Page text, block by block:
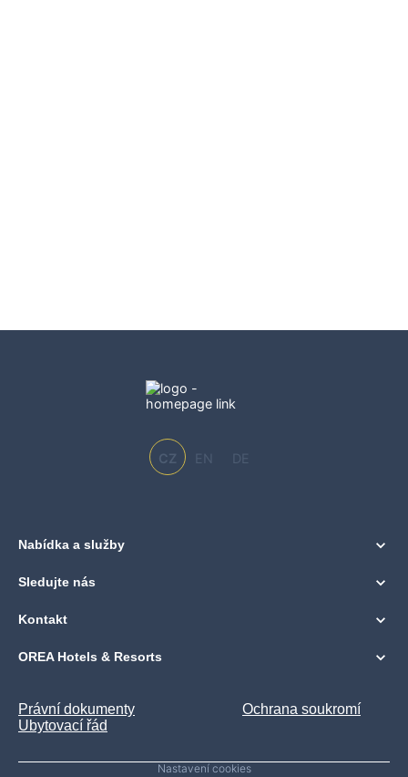
CZ EN DE
Nabídka a služby
Sledujte nás
Kontakt
OREA Hotels & Resorts
Právní dokumenty
Ochrana soukromí
Ubytovací řád
Nastavení cookies